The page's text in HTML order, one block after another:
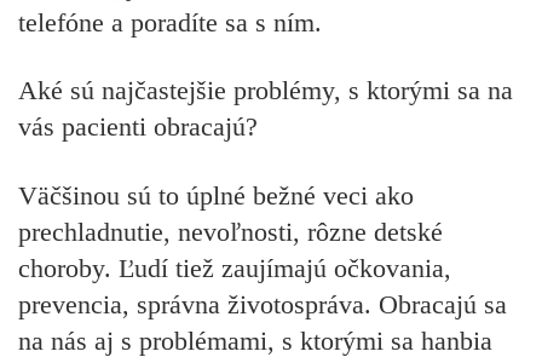
telefóne a poradíte sa s ním.
Aké sú najčastejšie problémy, s ktorými sa na
vás pacienti obracajú?
Väčšinou sú to úplné bežné veci ako
prechladnutie, nevoľnosti, rôzne detské
choroby. Ľudí tiež zaujímajú očkovania,
prevencia, správna životospráva. Obracajú sa
na nás aj s problémami, s ktorými sa hanbia